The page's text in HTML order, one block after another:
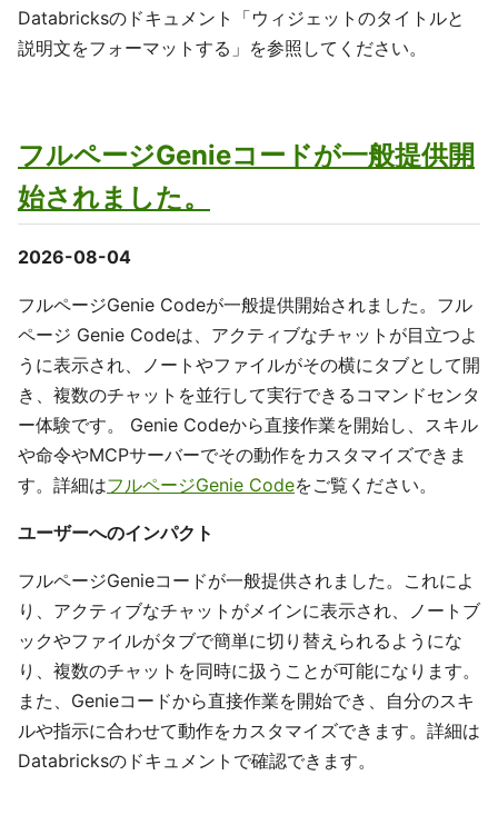
Databricksのドキュメント「ウィジェットのタイトルと
説明文をフォーマットする」を参照してください。
フルページGenieコードが一般提供開
始されました。
2026-08-04
フルページGenie Codeが一般提供開始されました。フル
ページ Genie Codeは、アクティブなチャットが目立つよ
うに表示され、ノートやファイルがその横にタブとして開
き、複数のチャットを並行して実行できるコマンドセンタ
ー体験です。 Genie Codeから直接作業を開始し、スキル
や命令やMCPサーバーでその動作をカスタマイズできま
す。詳細はフルページGenie Codeをご覧ください。
ユーザーへのインパクト
フルページGenieコードが一般提供されました。これによ
り、アクティブなチャットがメインに表示され、ノートブ
ックやファイルがタブで簡単に切り替えられるようにな
り、複数のチャットを同時に扱うことが可能になります。
また、Genieコードから直接作業を開始でき、自分のスキ
ルや指示に合わせて動作をカスタマイズできます。詳細は
Databricksのドキュメントで確認できます。